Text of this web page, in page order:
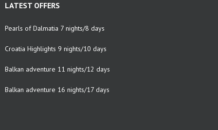
LATEST OFFERS
Pearls of Dalmatia 7 nights/8 days
Croatia Highlights 9 nights/10 days
Balkan adventure 11 nights/12 days
Balkan adventure 16 nights/17 days